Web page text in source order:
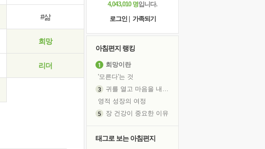
#삶
희망
리더
4,043,010 명입니다.
로그인
가족되기
아침편지 랭킹
희망이란
'모른다'는 것
귀를 열고 마음을 내어주고
영적 성장의 여정
장 건강이 중요한 이유
흙이 된 몸으로 출근하는 여자
태그로 보는 아침편지